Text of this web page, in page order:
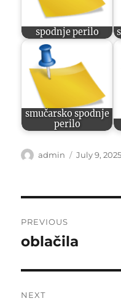
spodnje perilo
smučarsko spodnje
perilo
Author
admin
Posted
July 9, 2025
navigation
PREVIOUS
Previous
oblačila
NEXT